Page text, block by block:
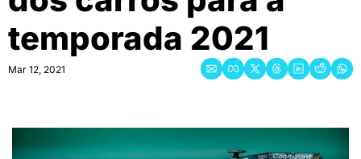
temporada 2021
Mar 12, 2021